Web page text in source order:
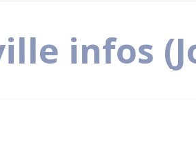
infos